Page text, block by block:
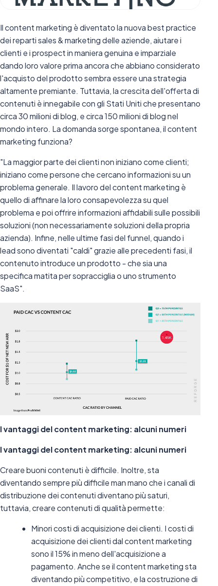
Il content marketing è diventato la nuova best practice
dei reparti sales & marketing delle aziende, aiutare i
clienti e i prospect in maniera genuina e imparziale
dando loro valore prima ancora che abbiano considerato
l'acquisto del prodotto sembra essere una strategia
altamente premiante. Tuttavia, la crescita dell'offerta di
contenuti è innegabile con gli Stati Uniti che presentano
circa 30 milioni di blog, e circa 150 milioni di blog nel
mondo intero. La domanda sorge spontanea, il content
marketing funziona?
"La maggior parte dei clienti non iniziano come clienti;
iniziano come persone che cercano informazioni su un
problema generale. Il lavoro del content marketing è
quello di affinare la loro consapevolezza su quel
problema e poi offrire informazioni affidabili sulle possibili
soluzioni (non necessariamente soluzioni della propria
azienda). Infine, nelle ultime fasi del funnel, quando i
lead sono diventati "caldi" grazie alle precedenti fasi, il
contenuto introduce un prodotto - che sia una
specifica matita per sopracciglia o uno strumento
SaaS".
I vantaggi del content marketing: alcuni numeri
I vantaggi del content marketing: alcuni numeri
Creare buoni contenuti è difficile. Inoltre, sta
diventando sempre più difficile man mano che i canali di
distribuzione dei contenuti diventano più saturi,
tuttavia, creare contenuti di qualità permette:
Minori costi di acquisizione dei clienti. I costi di
acquisizione dei clienti dal content marketing
sono il 15% in meno dell'acquisizione a
pagamento. Anche se il content marketing sta
diventando più competitivo, e la costruzione di